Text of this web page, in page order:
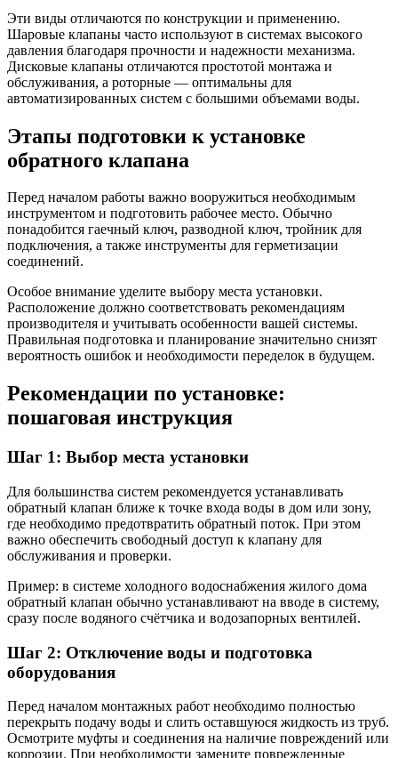
Эти виды отличаются по конструкции и применению.
Шаровые клапаны часто используют в системах высокого
давления благодаря прочности и надежности механизма.
Дисковые клапаны отличаются простотой монтажа и
обслуживания, а роторные — оптимальны для
автоматизированных систем с большими объемами воды.
Этапы подготовки к установке
обратного клапана
Перед началом работы важно вооружиться необходимым
инструментом и подготовить рабочее место. Обычно
понадобится гаечный ключ, разводной ключ, тройник для
подключения, а также инструменты для герметизации
соединений.
Особое внимание уделите выбору места установки.
Расположение должно соответствовать рекомендациям
производителя и учитывать особенности вашей системы.
Правильная подготовка и планирование значительно снизят
вероятность ошибок и необходимости переделок в будущем.
Рекомендации по установке:
пошаговая инструкция
Шаг 1: Выбор места установки
Для большинства систем рекомендуется устанавливать
обратный клапан ближе к точке входа воды в дом или зону,
где необходимо предотвратить обратный поток. При этом
важно обеспечить свободный доступ к клапану для
обслуживания и проверки.
Пример: в системе холодного водоснабжения жилого дома
обратный клапан обычно устанавливают на вводе в систему,
сразу после водяного счётчика и водозапорных вентилей.
Шаг 2: Отключение воды и подготовка
оборудования
Перед началом монтажных работ необходимо полностью
перекрыть подачу воды и слить оставшуюся жидкость из труб.
Осмотрите муфты и соединения на наличие повреждений или
коррозии. При необходимости замените поврежденные